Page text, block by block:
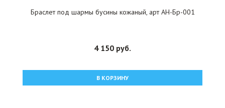
Браслет под шармы бусины кожаный, арт АН-Бр-001
4 150 руб.
В КОРЗИНУ